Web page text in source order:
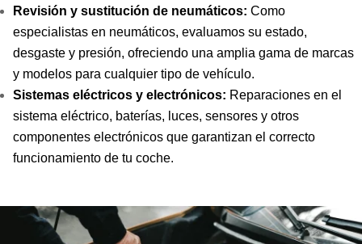
Revisión y sustitución de neumáticos: Como
especialistas en neumáticos, evaluamos su estado,
desgaste y presión, ofreciendo una amplia gama de marcas
y modelos para cualquier tipo de vehículo.
Sistemas eléctricos y electrónicos: Reparaciones en el
sistema eléctrico, baterías, luces, sensores y otros
componentes electrónicos que garantizan el correcto
funcionamiento de tu coche.